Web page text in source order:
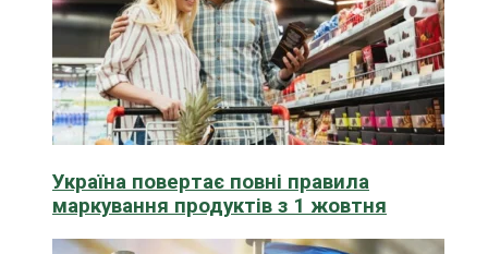
Україна повертає повні правила
маркування продуктів з 1 жовтня